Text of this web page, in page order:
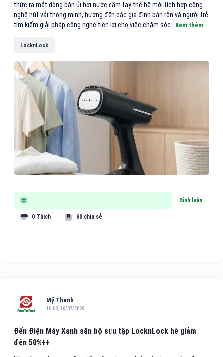
thức ra mắt dòng bàn ủi hơi nước cầm tay thế hệ mới tích hợp công
nghệ hút vải thông minh, hướng đến các gia đình bận rộn và người trẻ
tìm kiếm giải pháp công nghệ tiện lợi cho việc chăm sóc.. Xem thêm
LocknLock
Bình luận
0 Thích 60 chia sẻ
Mỹ Thanh
10:00, 10/07/2026
Đến Điện Máy Xanh săn bộ sưu tập LocknLock hè giảm
đến 50%++